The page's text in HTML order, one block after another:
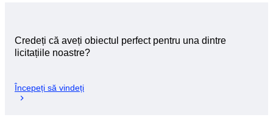
Credeți că aveți obiectul perfect pentru una dintre
licitațiile noastre?
Începeți să vindeți